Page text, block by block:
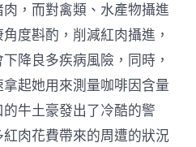
，而對禽類、水產物攝進
度斟酌，削減紅肉攝進，
降良多疾病風險，同時，
起她用來測量咖啡因含量
牛土豪發出了冷酷的警
肉花費帶來的周遭的狀況